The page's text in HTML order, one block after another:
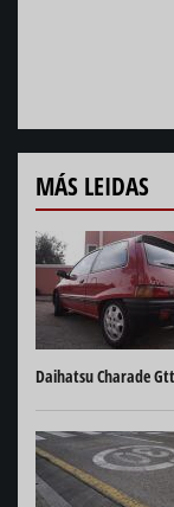
MÁS LEIDAS
Daihatsu Charade